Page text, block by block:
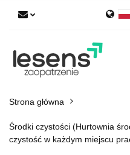
Strona główna
Środki czystości (Hurtownia
czystość w każdym miejscu